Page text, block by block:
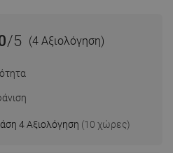
/5 (4 Αξιολόγηση)
4 Αξιολόγηση (10 χώρες)